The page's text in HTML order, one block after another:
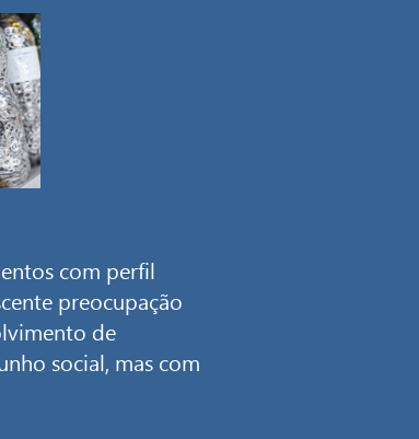
com perfil
preocupação
de
social, mas com